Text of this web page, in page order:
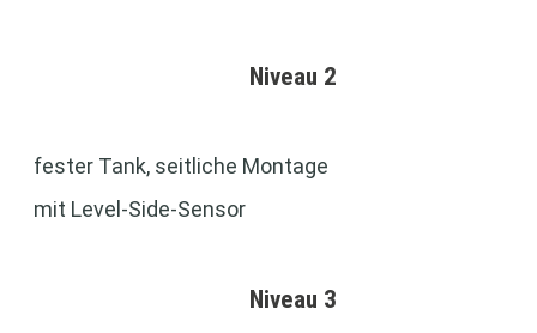
Niveau 2
fester Tank, seitliche Montage
mit Level-Side-Sensor
Niveau 3